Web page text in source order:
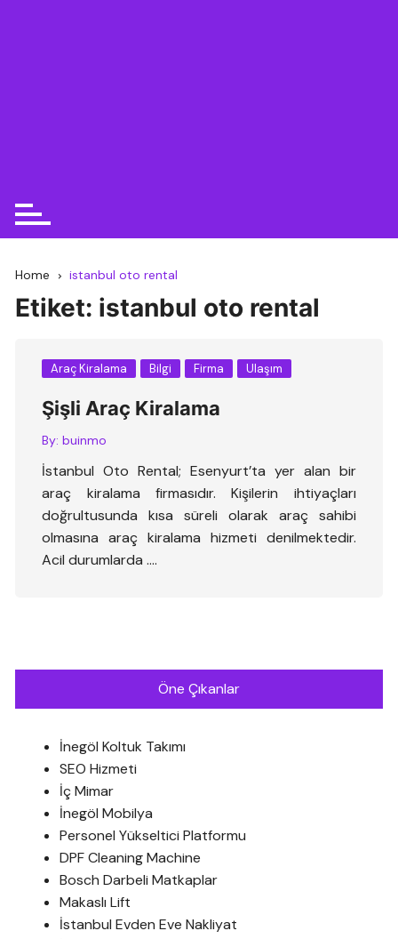
Home istanbul oto rental
Etiket: istanbul oto rental
Araç Kiralama Bilgi Firma Ulaşım
Şişli Araç Kiralama
By: buinmo
İstanbul Oto Rental; Esenyurt’ta yer alan bir
araç kiralama firmasıdır. Kişilerin ihtiyaçları
doğrultusunda kısa süreli olarak araç sahibi
olmasına araç kiralama hizmeti denilmektedir.
Acil durumlarda ….
Öne Çıkanlar
İnegöl Koltuk Takımı
SEO Hizmeti
İç Mimar
İnegöl Mobilya
Personel Yükseltici Platformu
DPF Cleaning Machine
Bosch Darbeli Matkaplar
Makaslı Lift
İstanbul Evden Eve Nakliyat